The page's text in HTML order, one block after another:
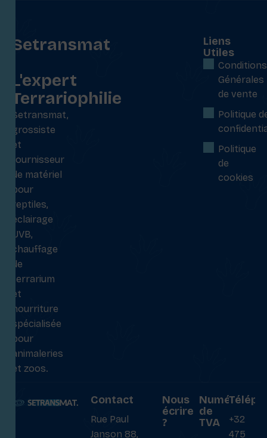
Setransmat
L'expert
Terrariophilie
Setransmat,
grossiste
et
fournisseur
de matériel
pour
reptiles,
éclairage
UVB,
chauffage
de
terrarium
et
nourriture
spécialisée
pour
animaleries
et zoos.
Liens
Utiles
Conditions
Générales
de vente
Politique
Politique
de
cookies
Contact
Rue Paul
Janson 88,
Nous
écrire
?
Numéro
de
TVA
+32
475